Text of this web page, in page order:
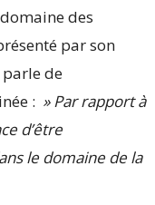
des
par son
de
: » Par rapport à
d’être
le domaine de la